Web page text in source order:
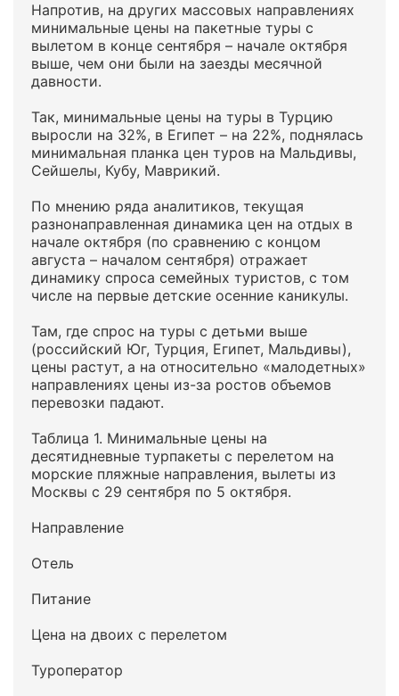
Напротив, на других массовых направлениях
минимальные цены на пакетные туры с
вылетом в конце сентября – начале октября
выше, чем они были на заезды месячной
давности.
Так, минимальные цены на туры в Турцию
выросли на 32%, в Египет – на 22%, поднялась
минимальная планка цен туров на Мальдивы,
Сейшелы, Кубу, Маврикий.
По мнению ряда аналитиков, текущая
разнонаправленная динамика цен на отдых в
начале октября (по сравнению с концом
августа – началом сентября) отражает
динамику спроса семейных туристов, с том
числе на первые детские осенние каникулы.
Там, где спрос на туры с детьми выше
(российский Юг, Турция, Египет, Мальдивы),
цены растут, а на относительно «малодетных»
направлениях цены из-за ростов объемов
перевозки падают.
Таблица 1. Минимальные цены на
десятидневные турпакеты с перелетом на
морские пляжные направления, вылеты из
Москвы с 29 сентября по 5 октября.
Направление
Отель
Питание
Цена на двоих с перелетом
Туроператор